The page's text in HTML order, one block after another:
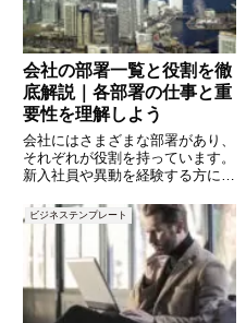
会社の部署一覧と役割を徹
底解説｜各部署の仕事と重
要性を理解しよう
会社にはさまざまな部署があり、
それぞれが役割を持っています。
新入社員や異動を経験する方にと
のか？」を理解することは重要で
す。また、会社全体の仕組みを知
ることで、自分の仕事がどのよう
に組織に貢献しているのかを把握
ビジネステンプレート